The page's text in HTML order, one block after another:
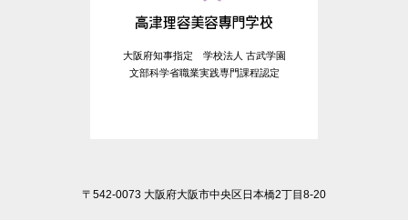
大阪府知事指定 学校法人 古武学園
文部科学省職業実践専門課程認定
〒542-0073 大阪府大阪市中央区日本橋2丁目8-20